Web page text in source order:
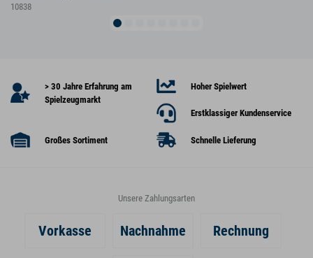
10838
> 30 Jahre Erfahrung am
Spielzeugmarkt
Hoher Spielwert
Erstklassiger Kundenservice
Großes Sortiment Schnelle Lieferung
Unsere Zahlungsarten
Vorkasse Nachnahme Rechnung